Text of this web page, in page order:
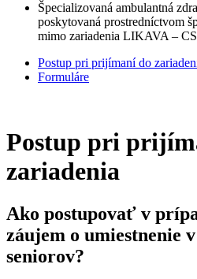
Špecializovaná ambulantná
poskytovaná prostredníctvom
mimo zariadenia LIKAVA –
Postup pri prijímaní do
Formuláre
Postup pri
zariadenia
Ako postupovať v
záujem o umiestnenie
seniorov?